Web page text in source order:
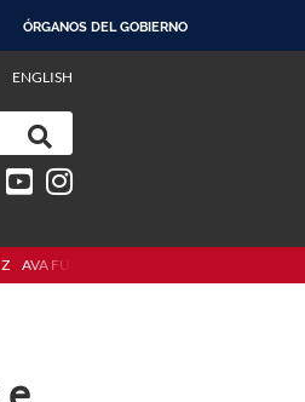
ÓRGANOS DEL GOBIERNO
ENGLISH
AVA FURG